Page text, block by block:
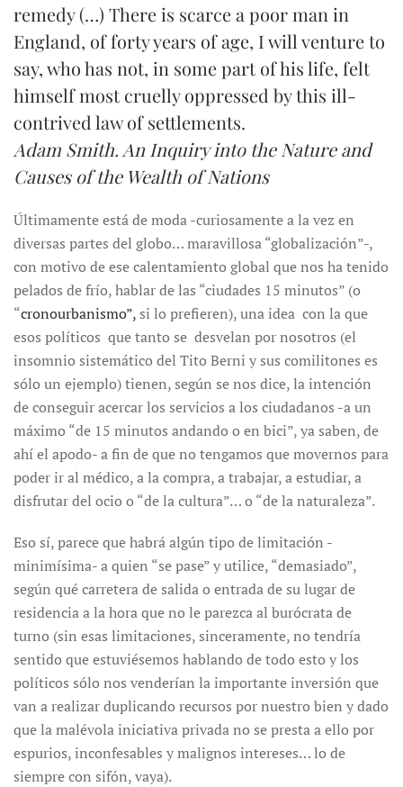
remedy (…) There is scarce a poor man in
England, of forty years of age, I will venture to
say, who has not, in some part of his life, felt
himself most cruelly oppressed by this ill-
contrived law of settlements.
Adam Smith. An Inquiry into the Nature and
Causes of the Wealth of Nations
Últimamente está de moda -curiosamente a la vez en
diversas partes del globo… maravillosa “globalización”-,
con motivo de ese calentamiento global que nos ha tenido
pelados de frío, hablar de las “ciudades 15 minutos” (o
“cronourbanismo”, si lo prefieren), una idea con la que
esos políticos que tanto se desvelan por nosotros (el
insomnio sistemático del Tito Berni y sus comilitones es
sólo un ejemplo) tienen, según se nos dice, la intención
de conseguir acercar los servicios a los ciudadanos -a un
máximo “de 15 minutos andando o en bici”, ya saben, de
ahí el apodo- a fin de que no tengamos que movernos para
poder ir al médico, a la compra, a trabajar, a estudiar, a
disfrutar del ocio o “de la cultura”… o “de la naturaleza”.
Eso sí, parece que habrá algún tipo de limitación -
minimísima- a quien “se pase” y utilice, “demasiado”,
según qué carretera de salida o entrada de su lugar de
residencia a la hora que no le parezca al burócrata de
turno (sin esas limitaciones, sinceramente, no tendría
sentido que estuviésemos hablando de todo esto y los
políticos sólo nos venderían la importante inversión que
van a realizar duplicando recursos por nuestro bien y dado
que la malévola iniciativa privada no se presta a ello por
espurios, inconfesables y malignos intereses… lo de
siempre con sifón, vaya).